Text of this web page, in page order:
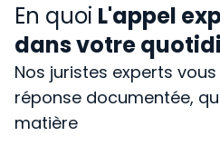
En quoi L'appel
dans votre
Nos juristes experts
réponse documentée,
matière